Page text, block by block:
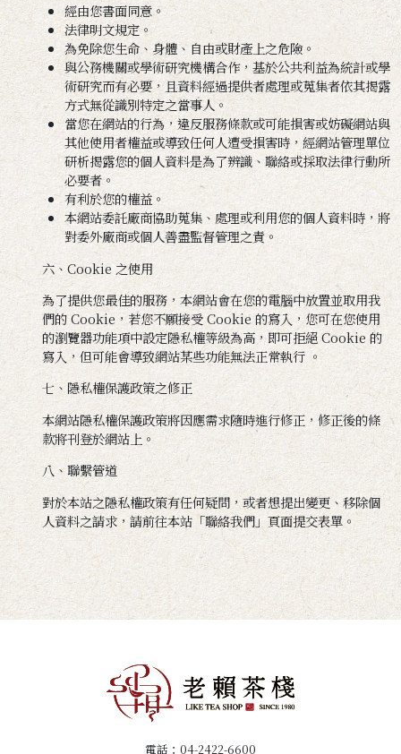
經由您書面同意。
法律明文規定。
為免除您生命、身體、自由或財產上之危險。
與公務機關或學術研究機構合作，基於公共利益為統計或學
術研究而有必要，且資料經過提供者處理或蒐集者依其揭露
方式無從識別特定之當事人。
當您在網站的行為，違反服務條款或可能損害或妨礙網站與
其他使用者權益或導致任何人遭受損害時，經網站管理單位
研析揭露您的個人資料是為了辨識、聯絡或採取法律行動所
必要者。
有利於您的權益。
本網站委託廠商協助蒐集、處理或利用您的個人資料時，將
對委外廠商或個人善盡監督管理之責。
六、Cookie 之使用
為了提供您最佳的服務，本網站會在您的電腦中放置並取用我
們的 Cookie，若您不願接受 Cookie 的寫入，您可在您使用
的瀏覽器功能項中設定隱私權等級為高，即可拒絕 Cookie 的
寫入，但可能會導致網站某些功能無法正常執行 。
七、隱私權保護政策之修正
本網站隱私權保護政策將因應需求隨時進行修正，修正後的條
款將刊登於網站上。
八、聯繫管道
對於本站之隱私權政策有任何疑問，或者想提出變更、移除個
人資料之請求，請前往本站「聯絡我們」頁面提交表單。
電話： 04-2422-6600